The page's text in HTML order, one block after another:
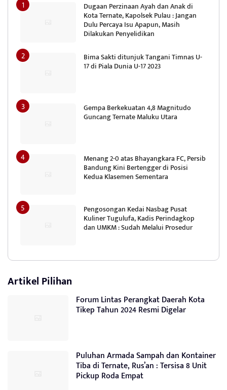
Dugaan Perzinaan Ayah dan Anak di
Kota Ternate, Kapolsek Pulau : Jangan
Dulu Percaya Isu Apapun, Masih
Dilakukan Penyelidikan
Bima Sakti ditunjuk Tangani Timnas U-
17 di Piala Dunia U-17 2023
Gempa Berkekuatan 4,8 Magnitudo
Guncang Ternate Maluku Utara
Menang 2-0 atas Bhayangkara FC, Persib
Bandung Kini Bertengger di Posisi
Kedua Klasemen Sementara
Pengosongan Kedai Nasbag Pusat
Kuliner Tugulufa, Kadis Perindagkop
dan UMKM : Sudah Melalui Prosedur
Artikel Pilihan
Forum Lintas Perangkat Daerah Kota
Tikep Tahun 2024 Resmi Digelar
Puluhan Armada Sampah dan Kontainer
Tiba di Ternate, Rus’an : Tersisa 8 Unit
Pickup Roda Empat